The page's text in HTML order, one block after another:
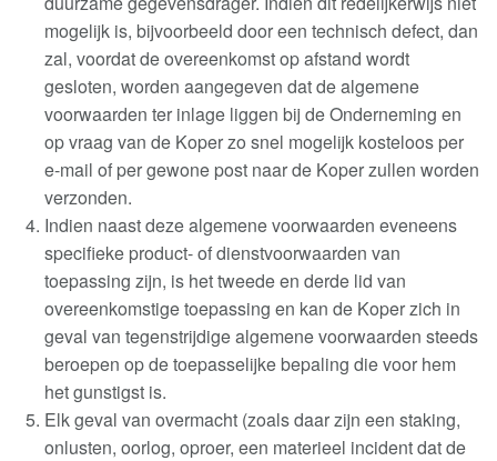
mogelijk is, bijvoorbeeld door een technisch defect, dan
zal, voordat de overeenkomst op afstand wordt
gesloten, worden aangegeven dat de algemene
voorwaarden ter inlage liggen bij de Onderneming en
op vraag van de Koper zo snel mogelijk kosteloos per
e-mail of per gewone post naar de Koper zullen worden
verzonden.
Indien naast deze algemene voorwaarden eveneens
specifieke product- of dienstvoorwaarden van
toepassing zijn, is het tweede en derde lid van
overeenkomstige toepassing en kan de Koper zich in
geval van tegenstrijdige algemene voorwaarden steeds
beroepen op de toepasselijke bepaling die voor hem
het gunstigst is.
Elk geval van overmacht (zoals daar zijn een staking,
onlusten, oorlog, oproer, een materieel incident dat de